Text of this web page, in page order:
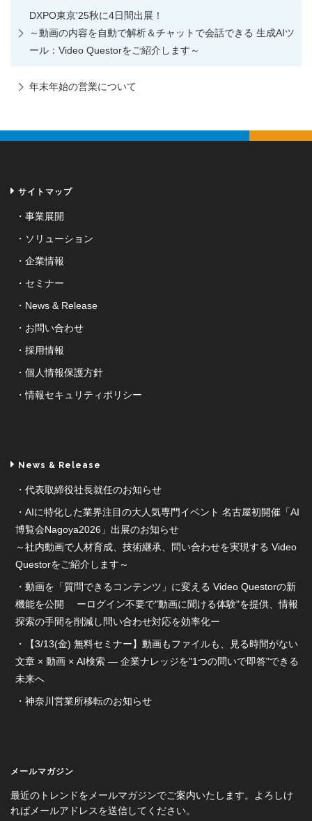
DXPO東京'25秋に4日間出展！
～動画の内容を自動で解析＆チャットで会話できる 生成AIツ
ール：Video Questorをご紹介します～
年末年始の営業について
サイトマップ
事業展開
ソリューション
企業情報
セミナー
News & Release
お問い合わせ
採用情報
個人情報保護方針
情報セキュリティポリシー
News & Release
代表取締役社長就任のお知らせ
AIに特化した業界注目の大人気専門イベント 名古屋初開催「AI
博覧会Nagoya2026」出展のお知らせ
～社内動画で人材育成、技術継承、問い合わせを実現する Video
Questorをご紹介します～
動画を「質問できるコンテンツ」に変える Video Questorの新
機能を公開 ーログイン不要で"動画に聞ける体験"を提供、情報
探索の手間を削減し問い合わせ対応を効率化ー
【3/13(金) 無料セミナー】動画もファイルも、見る時間がない
文章 × 動画 × AI検索 ― 企業ナレッジを"1つの問いで即答"できる
未来へ
神奈川営業所移転のお知らせ
メールマガジン
最近のトレンドをメールマガジンでご案内いたします。よろしけ
ればメールアドレスを送信してください。